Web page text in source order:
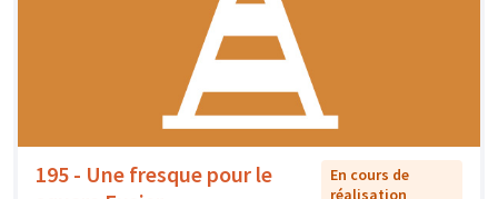
195 - Une fresque pour le
En cours de
réalisation